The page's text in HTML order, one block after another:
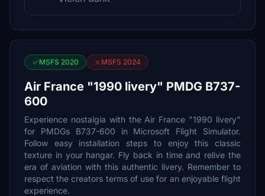
MSFS 2020 MSFS 2024
Air France "1990 livery" PMDG B737-
600
Experience nostalgia with the Air France "1990 livery"
for PMDGs B737-600 in Microsoft Flight Simulator.
Follow easy installation steps to enjoy this classic
texture in your hangar. Fly back in time and relive the
era of aviation with this authentic livery. Remember to
respect the creators terms of use for an enjoyable flight
experience.